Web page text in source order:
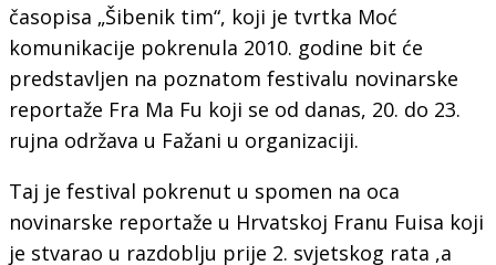
časopisa „Šibenik tim“, koji je tvrtka Moć
komunikacije pokrenula 2010. godine bit će
predstavljen na poznatom festivalu novinarske
reportaže Fra Ma Fu koji se od danas, 20. do 23.
rujna održava u Fažani u organizaciji.
Taj je festival pokrenut u spomen na oca
novinarske reportaže u Hrvatskoj Franu Fuisa koji
je stvarao u razdoblju prije 2. svjetskog rata ,a